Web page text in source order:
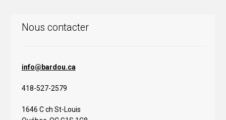
Nous contacter
info@bardou.ca
418-527-2579
1646 C ch St-Louis